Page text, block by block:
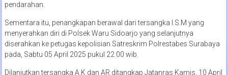
pendarahan.
Sementara itu, penangkapan berawal dari tersangka I.S.M yang
menyerahkan diri di Polsek Waru Sidoarjo yang selanjutnya
diserahkan ke petugas kepolisian Satreskrim Polrestabes Surabaya
pada, Sabtu 05 April 2025 pukul 22.00 wib.
Dilanjutkan tersangka A.K dan AR ditangkap Jatanras Kamis, 10 April